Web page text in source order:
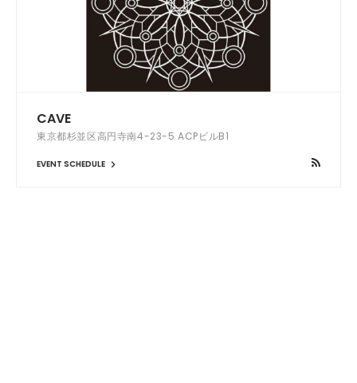
CAVE
東京都杉並区高円寺南4-23-5 ACPビルB1
EVENT SCHEDULE